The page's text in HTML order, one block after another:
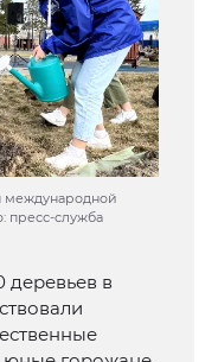
международной
пресс-служба
деревьев в